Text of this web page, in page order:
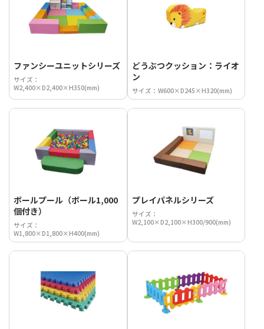
ファンシーユニットシリーズ
サイズ：
W2,400×D2,400×H350(mm)
どうぶつクッション：ライオ
ン
サイズ：W600×D245×H320(mm)
ボールプール（ボール1,000
個付き）
サイズ：
W1,800×D1,800×H400(mm)
プレイパネルシリーズ
サイズ：
W2,100×D2,100×H300/900(mm)